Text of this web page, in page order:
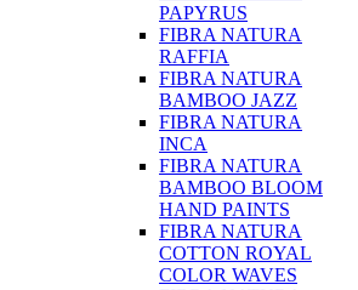
PAPYRUS
FIBRA NATURA
RAFFIA
FIBRA NATURA
BAMBOO JAZZ
FIBRA NATURA
INCA
FIBRA NATURA
BAMBOO BLOOM
HAND PAINTS
FIBRA NATURA
COTTON ROYAL
COLOR WAVES